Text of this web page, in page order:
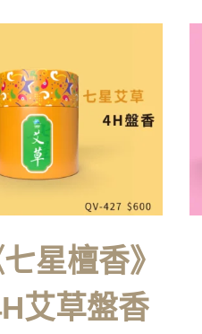
七星檀香》
艾草盤香